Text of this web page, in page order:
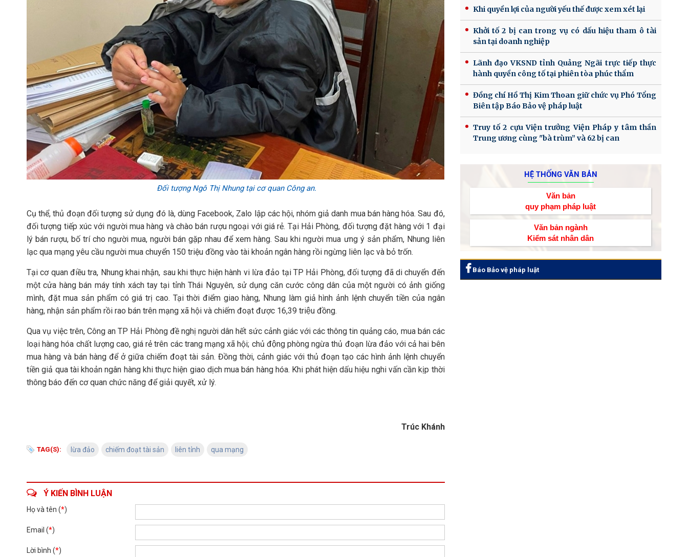
Đối tượng Ngô Thị Nhung tại cơ quan Công an.
Cụ thể, thủ đoạn đối tượng sử dụng đó là, dùng Facebook, Zalo lập các hội, nhóm giả danh mua bán hàng hóa. Sau đó,
đối tượng tiếp xúc với người mua hàng và chào bán rượu ngoại với giá rẻ. Tại Hải Phòng, đối tượng đặt hàng với 1 đại
lý bán rượu, bố trí cho người mua, người bán gặp nhau để xem hàng. Sau khi người mua ưng ý sản phẩm, Nhung liên
lạc qua mạng yêu cầu người mua chuyển 150 triệu đồng vào tài khoản ngân hàng rồi ngừng liên lạc và bỏ trốn.
Tại cơ quan điều tra, Nhung khai nhận, sau khi thực hiện hành vi lừa đảo tại TP Hải Phòng, đối tượng đã di chuyển đến
một cửa hàng bán máy tính xách tay tại tỉnh Thái Nguyên, sử dụng căn cước công dân của một người có ảnh giống
mình, đặt mua sản phẩm có giá trị cao. Tại thời điểm giao hàng, Nhung làm giả hình ảnh lệnh chuyển tiền của ngân
hàng, nhận sản phẩm rồi rao bán trên mạng xã hội và chiếm đoạt được 16,39 triệu đồng.
Qua vụ việc trên, Công an TP Hải Phòng đề nghị người dân hết sức cảnh giác với các thông tin quảng cáo, mua bán các
loại hàng hóa chất lượng cao, giá rẻ trên các trang mạng xã hội; chủ động phòng ngừa thủ đoạn lừa đảo với cả hai bên
mua hàng và bán hàng để ở giữa chiếm đoạt tài sản. Đồng thời, cảnh giác với thủ đoạn tạo các hình ảnh lệnh chuyển
tiền giả qua tài khoản ngân hàng khi thực hiện giao dịch mua bán hàng hóa. Khi phát hiện dấu hiệu nghi vấn cần kịp thời
thông báo đến cơ quan chức năng để giải quyết, xử lý.
Trúc Khánh
TAG(S): lừa đảo chiếm đoạt tài sản liên tỉnh qua mạng
Ý KIẾN BÌNH LUẬN
Họ và tên (*)
Email (*)
Lời bình (*)
Khi quyền lợi của người yếu thế được xem xét lại
Khởi tố 2 bị can trong vụ có dấu hiệu tham ô tài
sản tại doanh nghiệp
Lãnh đạo VKSND tỉnh Quảng Ngãi trực tiếp thực
hành quyền công tố tại phiên tòa phúc thẩm
Đồng chí Hồ Thị Kim Thoan giữ chức vụ Phó Tổng
Biên tập Báo Bảo vệ pháp luật
Truy tố 2 cựu Viện trưởng Viện Pháp y tâm thần
Trung ương cùng "bà trùm” và 62 bị can
HỆ THỐNG VĂN BẢN
Văn bản
quy phạm pháp luật
Văn bản ngành
Kiểm sát nhân dân
Báo Bảo vệ pháp luật